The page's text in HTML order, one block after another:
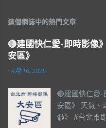
這個網誌中的熱門文章
🔴建國快仁愛-即時影像
安區》
-4月 16, 2025
🔴建國快仁愛-
安區》 天氣、
📹》 #台北市